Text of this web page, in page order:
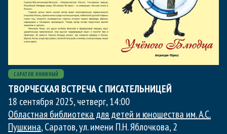
САРАТОВ КНИЖНЫЙ
ТВОРЧЕСКАЯ ВСТРЕЧА С ПИСАТЕЛЬНИЦЕЙ
18 сентября 2025, четверг,14:00
Областная библиотека для детей и юношества им. А.С.
Пушкина, Саратов, ул. имени П.Н. Яблочкова, 2